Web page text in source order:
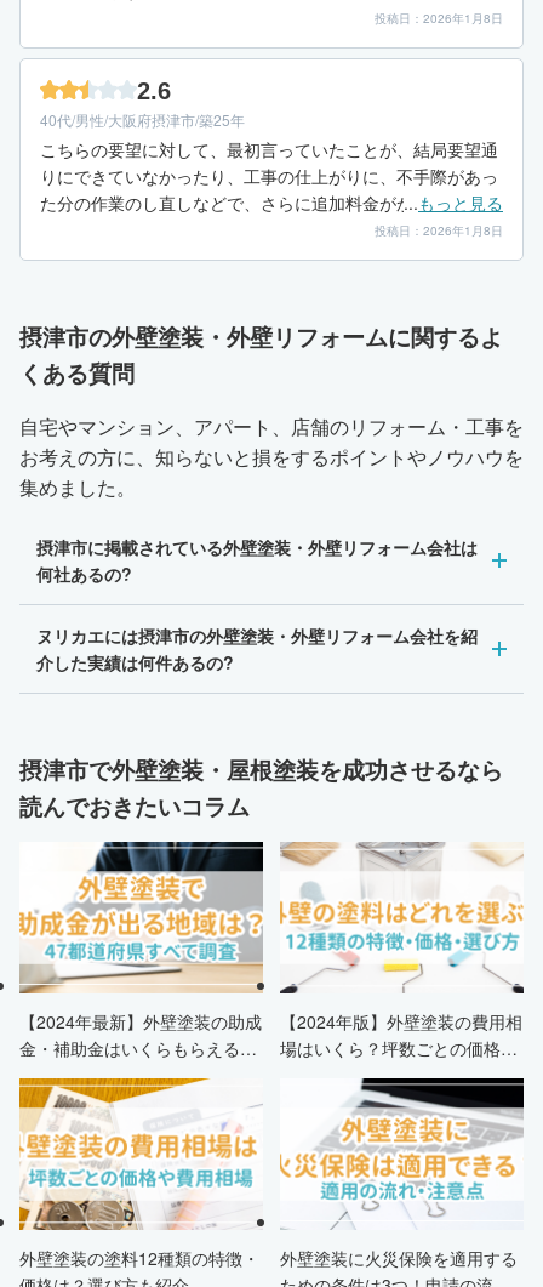
投稿日：2026年1月8日
2.6
40代/男性/大阪府摂津市/築25年
こちらの要望に対して、最初言っていたことが、結局要望通
りにできていなかったり、工事の仕上がりに、不手際があっ
た分の作業のし直しなどで、さらに追加料金がかかったこと
もありました。納得のいかない部分もありました。
...もっと見る
投稿日：2026年1月8日
摂津市の外壁塗装・外壁リフォームに関するよ
くある質問
自宅やマンション、アパート、店舗のリフォーム・工事を
お考えの方に、知らないと損をするポイントやノウハウを
集めました。
摂津市に掲載されている外壁塗装・外壁リフォーム会社は
何社あるの?
ヌリカエには摂津市の外壁塗装・外壁リフォーム会社を紹
介した実績は何件あるの?
摂津市で外壁塗装・屋根塗装を成功させるなら
読んでおきたいコラム
【2024年最新】外壁塗装の助成
金・補助金はいくらもらえる？
申請条件・市区町村情報・安く
する方法も紹介！
【2024年版】外壁塗装の費用相
場はいくら？坪数ごとの価格も
外壁塗装の塗料12種類の特徴・
外壁塗装に火災保険を適用する